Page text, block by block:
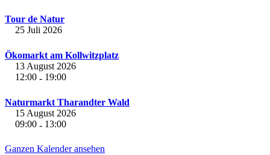
Tour de Natur
25 Juli 2026
Ökomarkt am Kollwitzplatz
13 August 2026
12:00 - 19:00
Naturmarkt Tharandter Wald
15 August 2026
09:00 - 13:00
Ganzen Kalender ansehen